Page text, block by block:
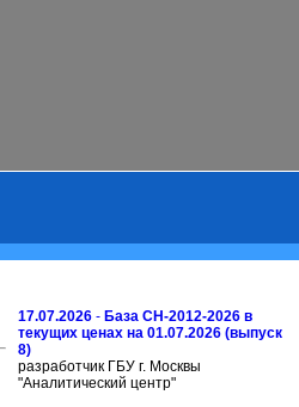
17.07.2026 - База СН-2012-2026 в
текущих ценах на 01.07.2026 (выпуск
8)
разработчик ГБУ г. Москвы
"Аналитический центр"